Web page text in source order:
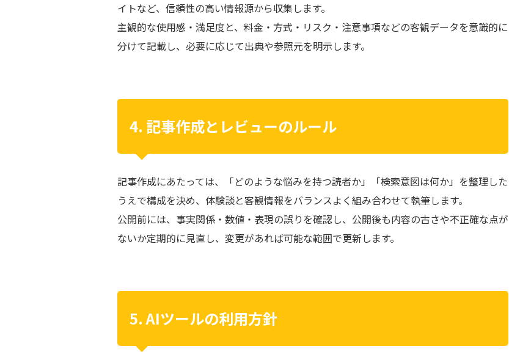
イトなど、信頼性の高い情報源から収集します。
主観的な使用感・満足度と、料金・方式・リスク・注意事項などの客観データを意識的に
分けて記載し、必要に応じて出典や参照元を明示します。
4. 記事作成とレビューのルール
記事作成にあたっては、「どのような悩みを持つ読者か」「検索意図は何か」を整理した
うえで構成を決め、体験談と客観情報をバランスよく組み合わせて執筆します。
公開前には、事実関係・数値・表現の誤りを確認し、公開後も内容の古さや不正確な点が
ないか定期的に見直し、変更があれば可能な範囲で更新します。
5. AIツールの利用方針